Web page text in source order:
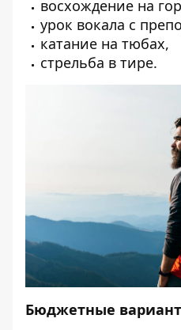
восхождение на
урок вокала с
катание на тюбах,
стрельба в тире.
Бюджетные